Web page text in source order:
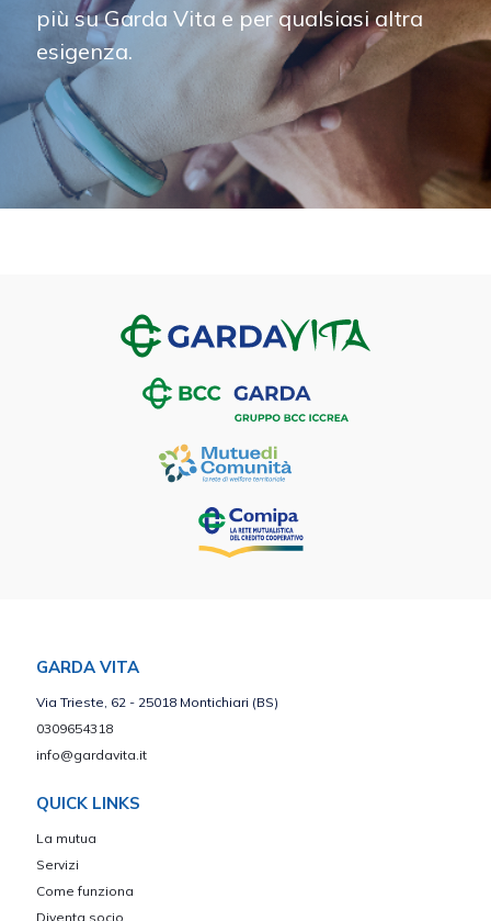
più su Garda Vita e per qualsiasi altra
esigenza.
GARDA VITA
Via Trieste, 62 - 25018 Montichiari (BS)
0309654318
info@gardavita.it
QUICK LINKS
La mutua
Servizi
Come funziona
Diventa socio